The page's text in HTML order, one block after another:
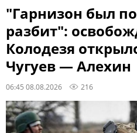
"Гарнизон был
разбит":
Колодезя
Чугуев — Алехин
06:45 08.08.2026 216